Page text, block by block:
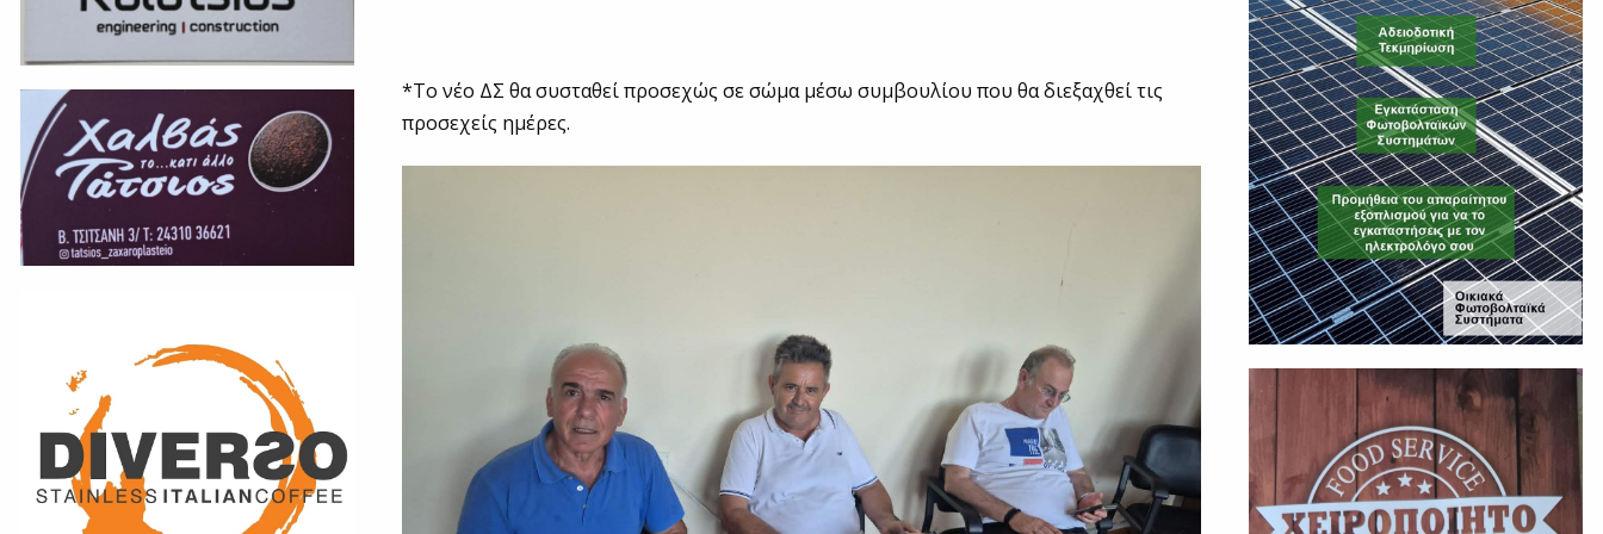
*Το νέο ΔΣ θα συσταθεί προσεχώς σε σώμα μέσω συμβουλίου που θα διεξαχθεί τις
προσεχείς ημέρες.